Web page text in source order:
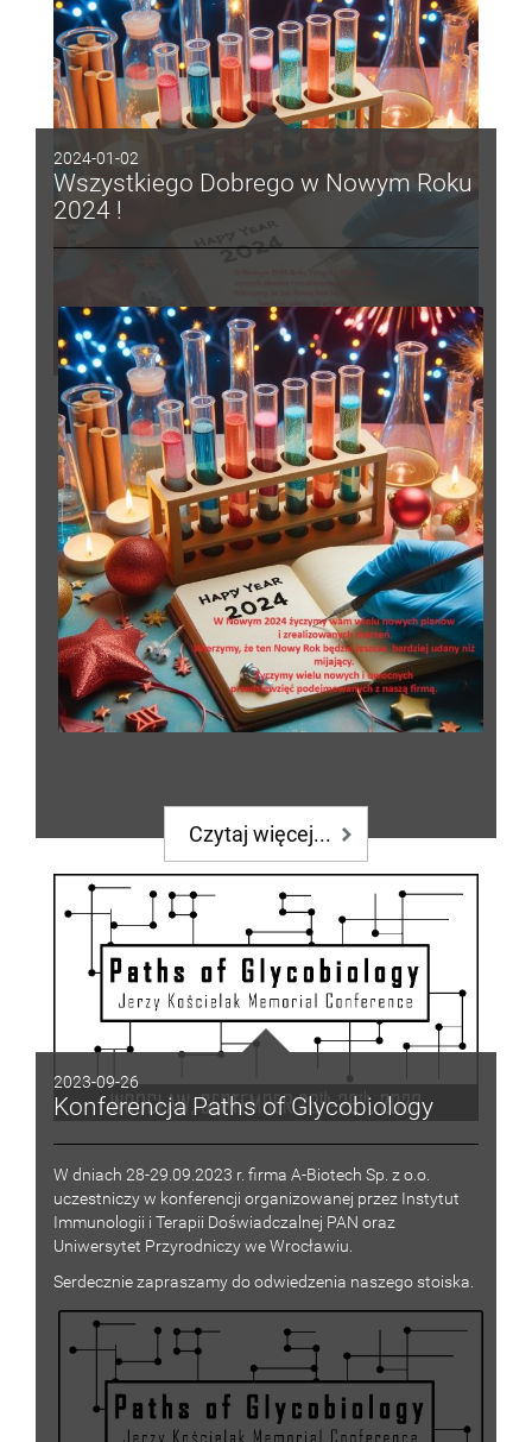
2024-01-02
Wszystkiego Dobrego w Nowym Roku
2024 !
Czytaj więcej...
2023-09-26
Konferencja Paths of Glycobiology
W dniach 28-29.09.2023 r. firma A-Biotech Sp. z o.o.
uczestniczy w konferencji organizowanej przez Instytut
Immunologii i Terapii Doświadczalnej PAN oraz
Uniwersytet Przyrodniczy we Wrocławiu.
Serdecznie zapraszamy do odwiedzenia naszego stoiska.